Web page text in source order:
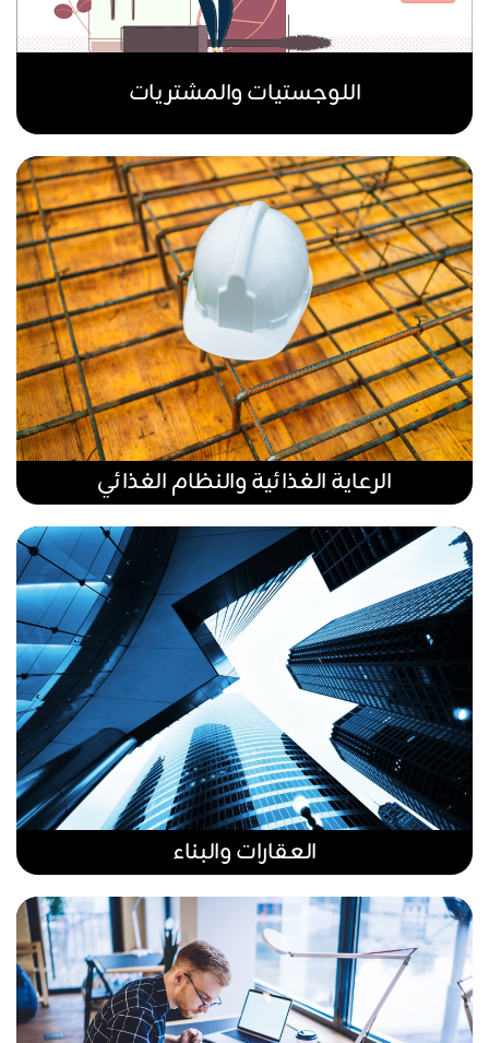
اللوجستيات والمشتريات
الرعاية الغذائية والنظام الغذائي
العقارات والبناء